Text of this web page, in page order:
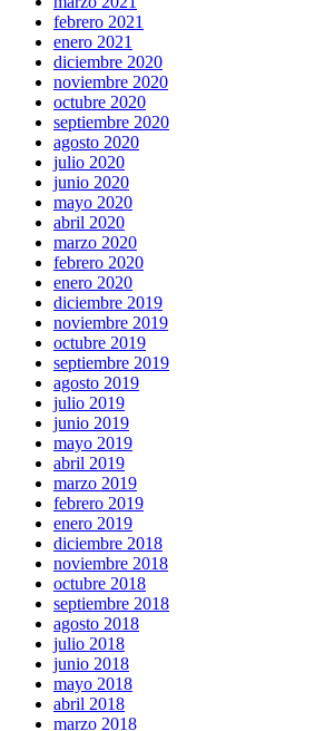
febrero 2021
enero 2021
diciembre 2020
noviembre 2020
octubre 2020
septiembre 2020
agosto 2020
julio 2020
junio 2020
mayo 2020
abril 2020
marzo 2020
febrero 2020
enero 2020
diciembre 2019
noviembre 2019
octubre 2019
septiembre 2019
agosto 2019
julio 2019
junio 2019
mayo 2019
abril 2019
marzo 2019
febrero 2019
enero 2019
diciembre 2018
noviembre 2018
octubre 2018
septiembre 2018
agosto 2018
julio 2018
junio 2018
mayo 2018
abril 2018
marzo 2018